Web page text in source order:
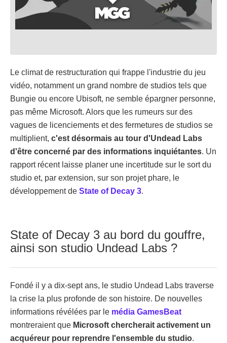
Le climat de restructuration qui frappe l'industrie du jeu
vidéo, notamment un grand nombre de studios tels que
Bungie ou encore Ubisoft, ne semble épargner personne,
pas même Microsoft. Alors que les rumeurs sur des
vagues de licenciements et des fermetures de studios se
multiplient, c'est désormais au tour d'Undead Labs
d'être concerné par des informations inquiétantes. Un
rapport récent laisse planer une incertitude sur le sort du
studio et, par extension, sur son projet phare, le
développement de State of Decay 3.
State of Decay 3 au bord du gouffre,
ainsi son studio Undead Labs ?
Fondé il y a dix-sept ans, le studio Undead Labs traverse
la crise la plus profonde de son histoire. De nouvelles
informations révélées par le média GamesBeat
montreraient que Microsoft chercherait activement un
acquéreur pour reprendre l'ensemble du studio.